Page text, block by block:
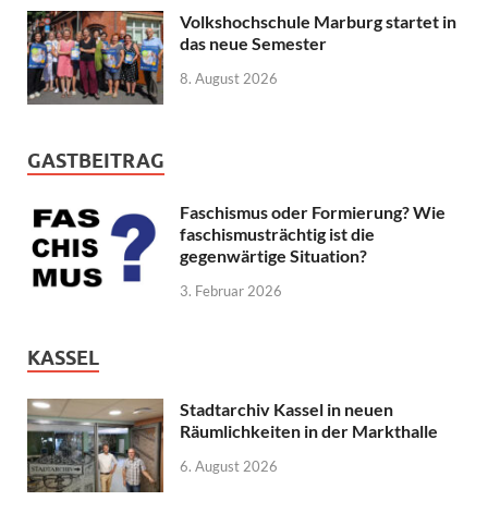
Volkshochschule Marburg startet in
das neue Semester
8. August 2026
GASTBEITRAG
Faschismus oder Formierung? Wie
faschismusträchtig ist die
gegenwärtige Situation?
3. Februar 2026
KASSEL
Stadtarchiv Kassel in neuen
Räumlichkeiten in der Markthalle
6. August 2026